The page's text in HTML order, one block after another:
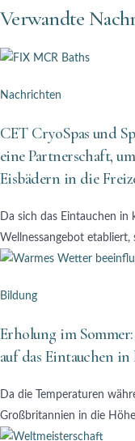
Verwandte
Nachrichten
CET CryoSpas und
eine Partnerschaft,
Eisbädern in die
Da sich das Eintauchen in
Wellnessangebot
Bildung
Erholung im
auf das Eintauchen in
Da die Temperaturen
Großbritannien in die